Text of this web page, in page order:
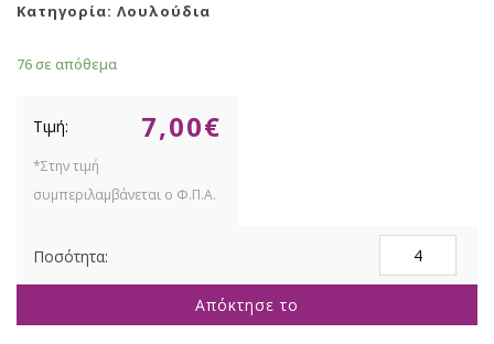
Κατηγορία: Λουλούδια
76 σε απόθεμα
7,00€
ΛΕΥΚΕΣ
70ΕΚ
Απόκτησε το